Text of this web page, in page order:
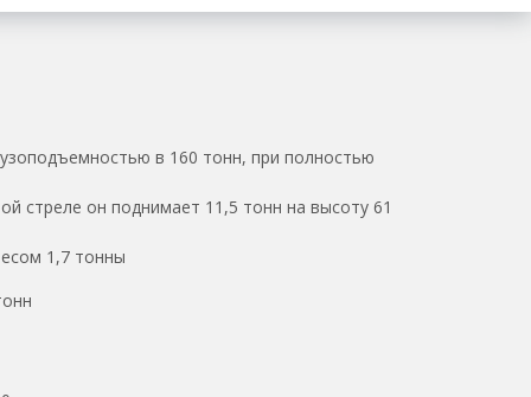
в 160 тонн, при полностью
стреле он поднимает 11,5 тонн на высоту 61
1,7 тонны